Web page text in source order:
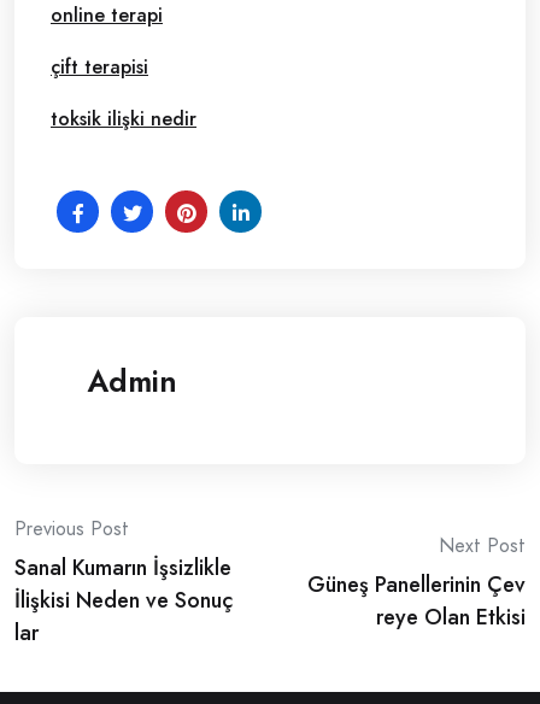
online terapi
çift terapisi
toksik ilişki nedir
Admin
Post
navigation
Previous Post
Sanal Kumarın İşsizlikle
İlişkisi Neden ve Sonuç
lar
Next Post
Güneş Panellerinin Çev
reye Olan Etkisi